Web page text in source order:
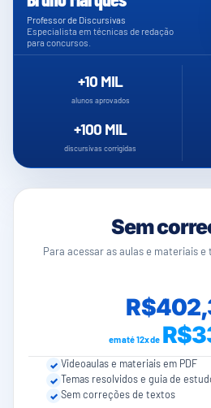
Professor de Discursivas
Especialista em técnicas de redação
para concursos.
+10 MIL
alunos aprovados
+100 MIL
discursivas corrigidas
Escolha
quer
Sem
Para acessar as aulas e materiais
em até 12x de
Videoaulas e materiais em PDF
Temas resolvidos e guia de
Sem correções de textos